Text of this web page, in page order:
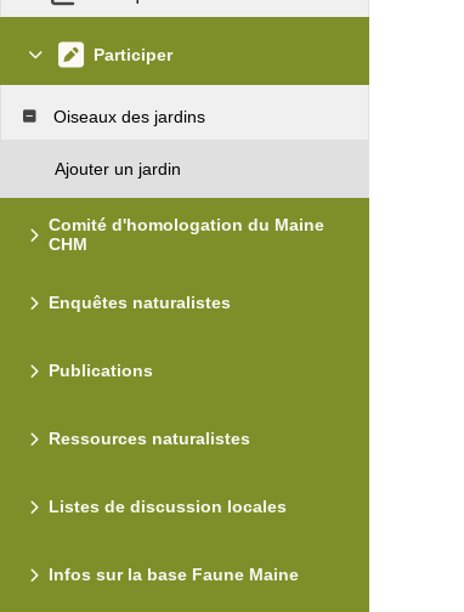
Participer
Oiseaux des jardins
Ajouter un jardin
Comité d'homologation du Maine
CHM
Enquêtes naturalistes
Publications
Ressources naturalistes
Listes de discussion locales
Infos sur la base Faune Maine